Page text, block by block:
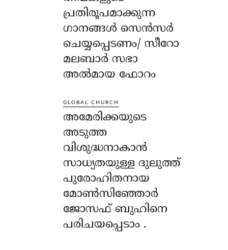
പ്രതിരൂപമാക്കുന്ന
ഗാനങ്ങൾ സെൻസർ
ചെയ്യപ്പെടണം/ സീറോ
മലബാർ സഭാ
അൽമായ ഫോറം
GLOBAL CHURCH
അമേരിക്കയുടെ
അടുത്ത
വിശുദ്ധനാകാൻ
സാധ്യതയുള്ള ദുലുത്ത്
പുരോഹിതനായ
മോൺസിഞ്ഞോർ
ജോസഫ് ബുഹിനെ
പരിചയപ്പെടാം .